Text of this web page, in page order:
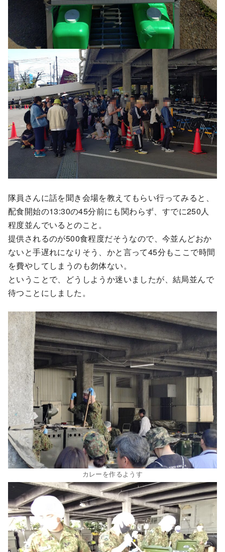
隊員さんに話を聞き会場を教えてもらい行ってみると、
配食開始の13:30の45分前にも関わらず、すでに250人
程度並んでいるとのこと。
提供されるのが500食程度だそうなので、今並んどおか
ないと手遅れになりそう、かと言って45分もここで時間
を費やしてしまうのも勿体ない。
ということで、どうしようか迷いましたが、結局並んで
待つことにしました。
カレーを作るようす